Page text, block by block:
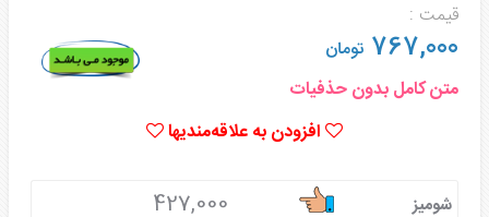
قیمت :
767,000 تومان
متن کامل بدون حذفیات
افزودن به علاقه‌مندیها
شومیز 427,000